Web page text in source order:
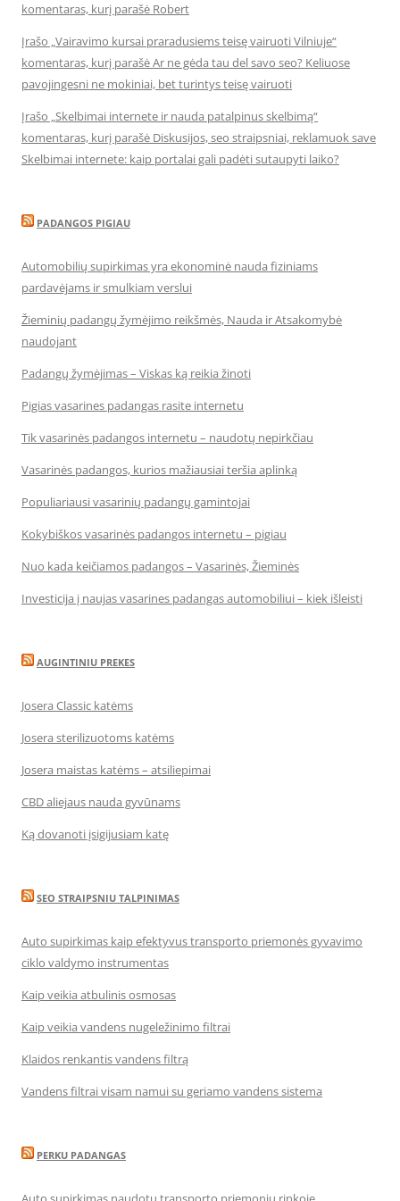
komentaras, kurį parašė Robert
Įrašo „Vairavimo kursai praradusiems teisę vairuoti Vilniuje“
komentaras, kurį parašė Ar ne gėda tau del savo seo? Keliuose
pavojingesni ne mokiniai, bet turintys teisę vairuoti
Įrašo „Skelbimai internete ir nauda patalpinus skelbimą“
komentaras, kurį parašė Diskusijos, seo straipsniai, reklamuok save
Skelbimai internete: kaip portalai gali padėti sutaupyti laiko?
PADANGOS PIGIAU
Automobilių supirkimas yra ekonominė nauda fiziniams
pardavėjams ir smulkiam verslui
Žieminių padangų žymėjimo reikšmės, Nauda ir Atsakomybė
naudojant
Padangų žymėjimas – Viskas ką reikia žinoti
Pigias vasarines padangas rasite internetu
Tik vasarinės padangos internetu – naudotų nepirkčiau
Vasarinės padangos, kurios mažiausiai teršia aplinką
Populiariausi vasarinių padangų gamintojai
Kokybiškos vasarinės padangos internetu – pigiau
Nuo kada keičiamos padangos – Vasarinės, Žieminės
Investicija į naujas vasarines padangas automobiliui – kiek išleisti
AUGINTINIU PREKES
Josera Classic katėms
Josera sterilizuotoms katėms
Josera maistas katėms – atsiliepimai
CBD aliejaus nauda gyvūnams
Ką dovanoti įsigijusiam katę
SEO STRAIPSNIU TALPINIMAS
Auto supirkimas kaip efektyvus transporto priemonės gyvavimo
ciklo valdymo instrumentas
Kaip veikia atbulinis osmosas
Kaip veikia vandens nugeležinimo filtrai
Klaidos renkantis vandens filtrą
Vandens filtrai visam namui su geriamo vandens sistema
PERKU PADANGAS